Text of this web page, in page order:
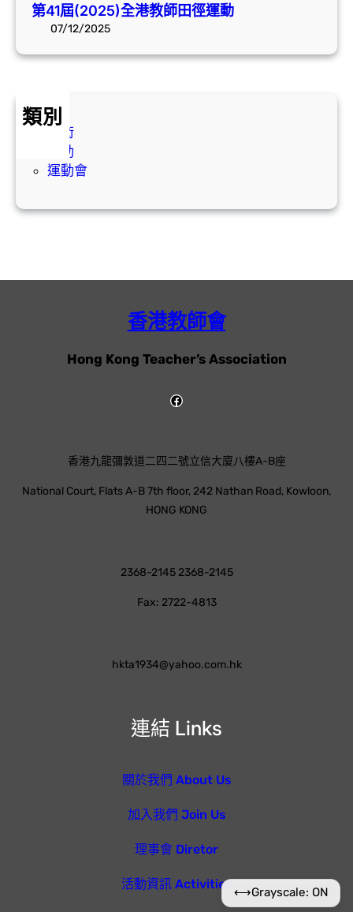
第41屆(2025)全港教師田徑運動
07/12/2025
類別
學術
活動
運動會
香港教師會
Hong Kong Teacher’s Association
連結 Links
關於我們 About Us
加入我們 Join Us
理事會 Diretor
活動資訊 Activities
香港九龍彌敦道二四二號立信大廈八樓A-B座
National Court, Flats A-B 7th floor, 242 Nathan Road, Kowloon,
HONG KONG
2368-2145 2368-2145
Fax: 2722-4813
hkta1934@yahoo.com.hk
⟷Grayscale: ON